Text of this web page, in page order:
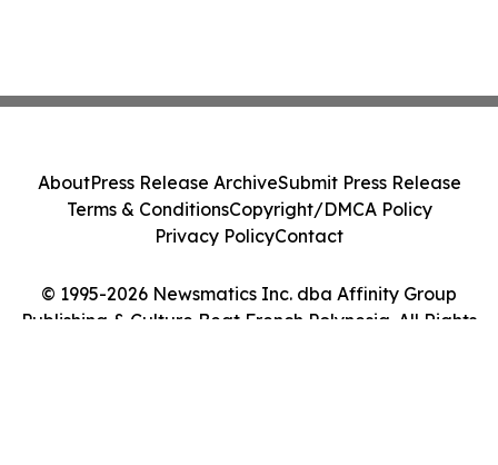
© 1995-2026 Newsmatics Inc. dba Affinity Group
Publishing & Culture Beat French Polynesia. All Rights
AboutPress Release ArchiveSubmit Press Release
Terms & ConditionsCopyright/DMCA Policy
Privacy PolicyContact